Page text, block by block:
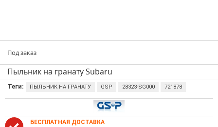
Под заказ
Пыльник на гранату Subaru
Теги: ПЫЛЬНИК НА ГРАНАТУ GSP 28323-SG000 721878
БЕСПЛАТНАЯ ДОСТАВКА